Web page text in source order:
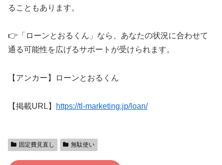
ることもあります。
👉「ローンとおるくん」なら、あなたの状況に合わせて
通る可能性を広げるサポートが受けられます。
【アンカー】ローンとおるくん
【掲載URL】 https://tl-marketing.jp/loan/
固定費見直し 無駄使い